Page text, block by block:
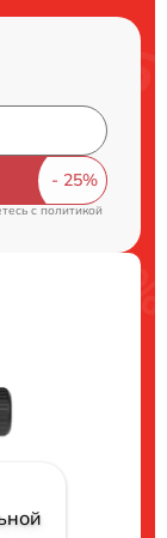
c политикой